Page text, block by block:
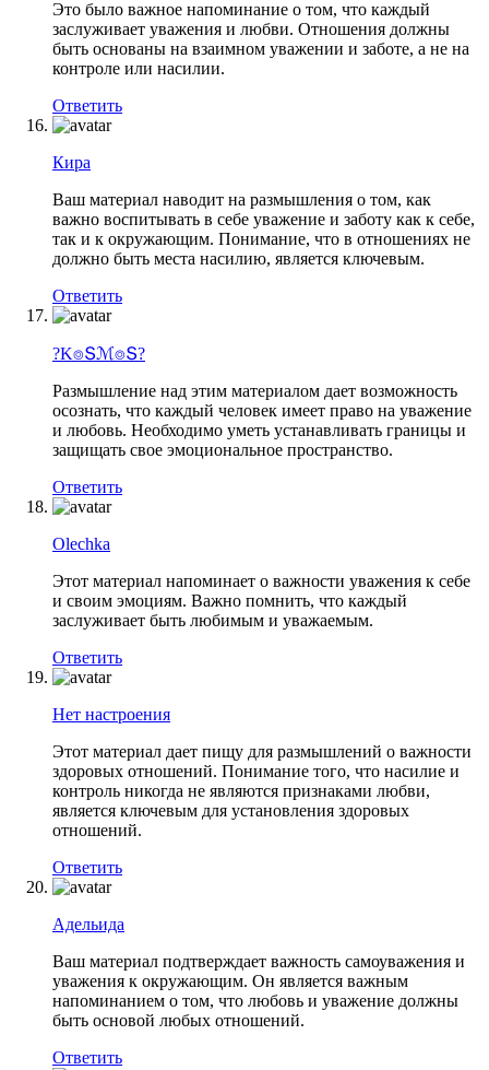
Это было важное напоминание о том, что каждый
заслуживает уважения и любви. Отношения должны
быть основаны на взаимном уважении и заботе, а не на
контроле или насилии.
Ответить
Кира
Ваш материал наводит на размышления о том, как
важно воспитывать в себе уважение и заботу как к себе,
так и к окружающим. Понимание, что в отношениях не
должно быть места насилию, является ключевым.
Ответить
?K⌾Տℳ⌾Տ?
Размышление над этим материалом дает возможность
осознать, что каждый человек имеет право на уважение
и любовь. Необходимо уметь устанавливать границы и
защищать свое эмоциональное пространство.
Ответить
Olechka
Этот материал напоминает о важности уважения к себе
и своим эмоциям. Важно помнить, что каждый
заслуживает быть любимым и уважаемым.
Ответить
Нет настроения
Этот материал дает пищу для размышлений о важности
здоровых отношений. Понимание того, что насилие и
контроль никогда не являются признаками любви,
является ключевым для установления здоровых
отношений.
Ответить
Адельида
Ваш материал подтверждает важность самоуважения и
уважения к окружающим. Он является важным
напоминанием о том, что любовь и уважение должны
быть основой любых отношений.
Ответить